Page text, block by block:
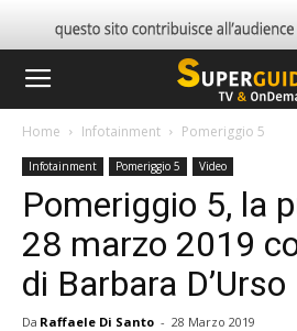
Home Infotainment Pomeriggio 5
Infotainment Pomeriggio 5 Video
Pomeriggio 5, la
28 marzo 2019
di Barbara
Da Raffaele Di Santo - 28 Marzo 2019